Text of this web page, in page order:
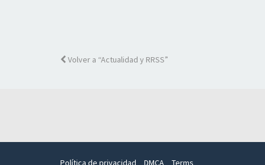
Volver a “Actualidad y RRSS”
Política de privacidad DMCA Terms